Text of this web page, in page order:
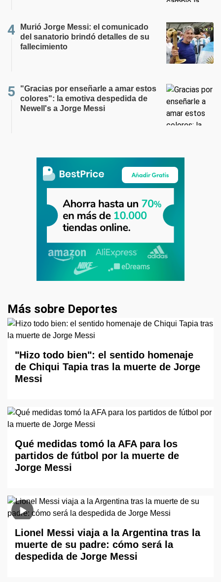
Murió Jorge Messi: el comunicado
del sanatorio brindó detalles de su
fallecimiento
"Gracias por enseñarle a amar estos
colores": la emotiva despedida de
Newell's a Jorge Messi
Más sobre Deportes
"Hizo todo bien": el sentido homenaje
de Chiqui Tapia tras la muerte de Jorge
Messi
Qué medidas tomó la AFA para los
partidos de fútbol por la muerte de
Jorge Messi
Lionel Messi viaja a la Argentina tras la
muerte de su padre: cómo será la
despedida de Jorge Messi